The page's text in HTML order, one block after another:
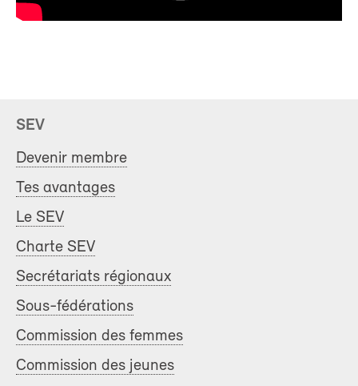
SEV
Devenir membre
Tes avantages
Le SEV
Charte SEV
Secrétariats régionaux
Sous-fédérations
Commission des femmes
Commission des jeunes